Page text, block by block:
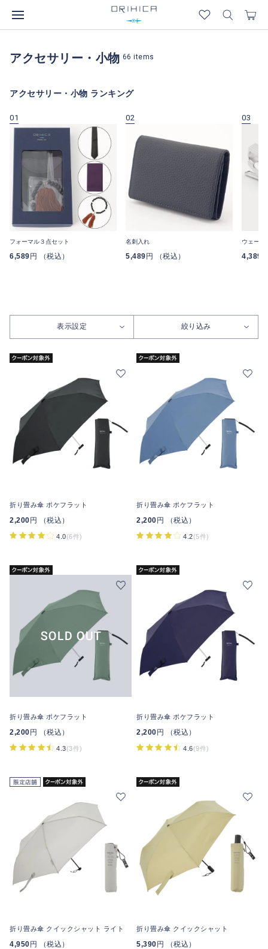
アクセサリー・小物 66 items
アクセサリー・小物 ランキング
01
フォーマル３点セット
6,589 円 （税込）
02
名刺入れ
5,489 円 （税込）
03
ウェーブ
4,389
表示設定 絞り込み
折り畳み傘 ポケフラット
2,200 円 （税込）
4.0(6件)
折り畳み傘 ポケフラット
2,200 円 （税込）
4.2(5件)
折り畳み傘 ポケフラット
2,200円 （税込）
4.3(3件)
折り畳み傘 ポケフラット
2,200円 （税込）
4.6(9件)
折り畳み傘 クイックシャット ライト
4,950円 （税込）
折り畳み傘 クイックシャット
5,390円 （税込）